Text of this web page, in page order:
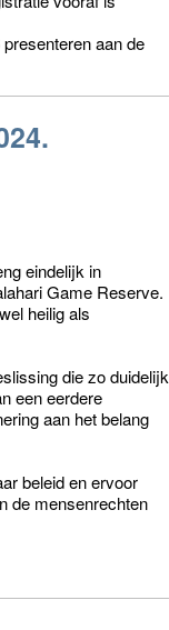
aan de
eindelijk in
Game Reserve.
heilig als
die zo duidelijk
een eerdere
aan het belang
beleid en ervoor
de mensenrechten